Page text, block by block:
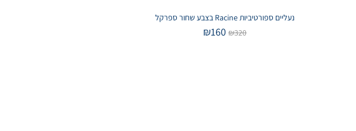
נעליים ספורטיביות Racine בצבע שחור ספרקל
₪320
₪160